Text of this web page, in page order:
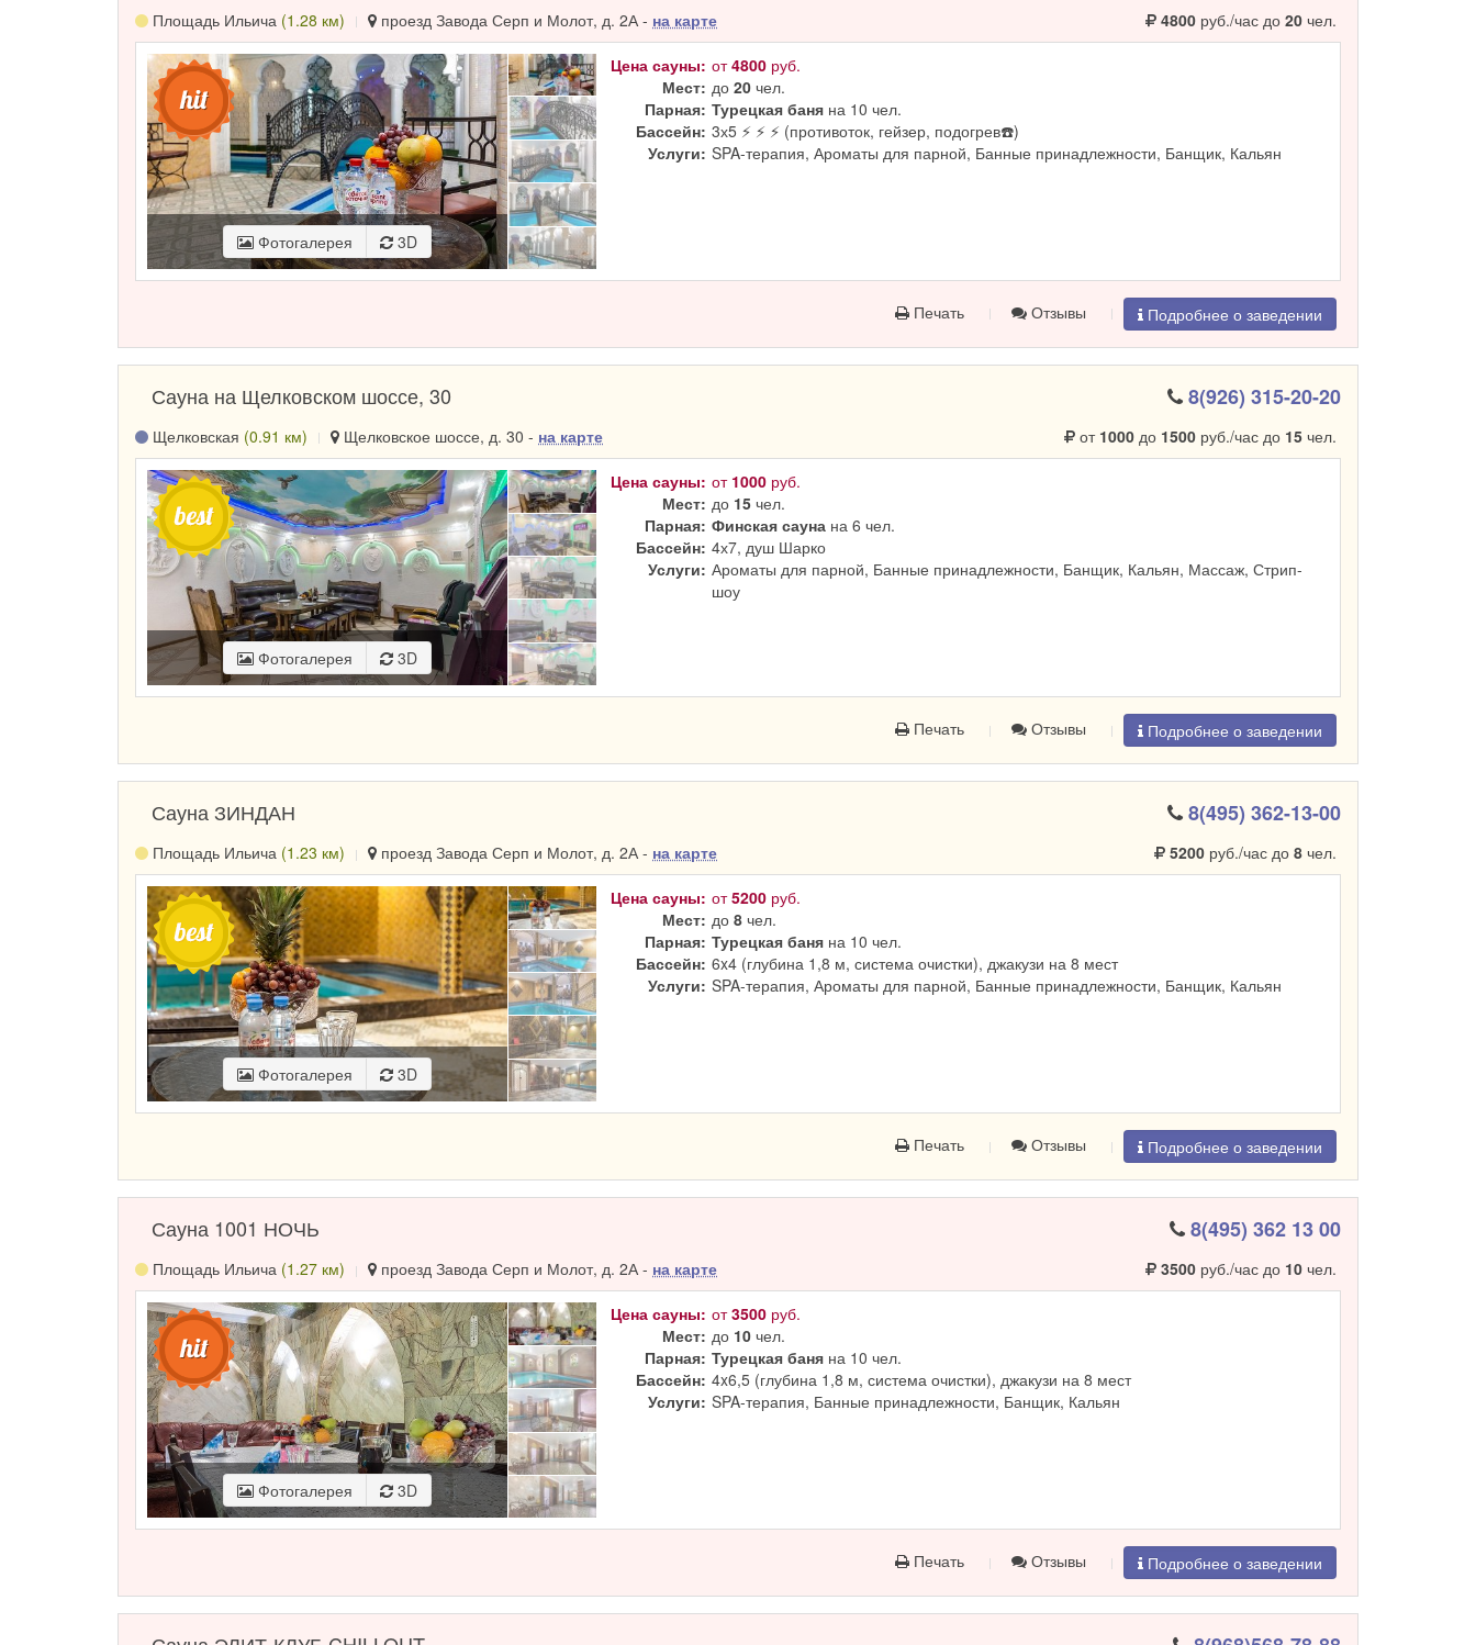
Площадь Ильича (1.28 км) проезд Завода Серп и Молот, д. 2А - на карте 4800руб./час до 20чел.
Фотогалерея 3D
Цена сауны: от4800 руб.
Мест: до20 чел.
Парная: Турецкая баня на 10 чел.
Бассейн: 3х5 ⚡ ⚡ ⚡ (противоток, гейзер, подогрев☎️)
Услуги: SPA-терапия, Ароматы для парной, Банные принадлежности, Банщик, Кальян
Печать Отзывы Подробнее о заведении
Сауна на Щелковском шоссе, 30 8(926) 315-20-20
Щелковская (0.91 км) Щелковское шоссе, д. 30 - на карте от 1000до 1500руб./час до 15чел.
Фотогалерея 3D
Цена сауны: от 1000 руб.
Мест: до 15 чел.
Парная: Финская сауна на 6 чел.
Бассейн: 4х7, душ Шарко
Услуги: Ароматы для парной, Банные принадлежности, Банщик, Кальян, Массаж, Стрип-
шоу
Печать Отзывы Подробнее о заведении
Сауна ЗИНДАН 8(495) 362-13-00
Площадь Ильича (1.23 км) проезд Завода Серп и Молот, д. 2А - на карте 5200руб./час до 8чел.
Фотогалерея 3D
Цена сауны: от5200 руб.
Мест: до8 чел.
Парная: Турецкая баня на 10 чел.
Бассейн: 6x4 (глубина 1,8 м, система очистки), джакузи на 8 мест
Услуги: SPA-терапия, Ароматы для парной, Банные принадлежности, Банщик, Кальян
Печать Отзывы Подробнее о заведении
Сауна 1001 НОЧЬ 8(495) 362 13 00
Площадь Ильича (1.27 км) проезд Завода Серп и Молот, д. 2А - на карте 3500руб./час до 10чел.
Фотогалерея 3D
Цена сауны: от3500 руб.
Мест: до 10 чел.
Парная: Турецкая баня на 10 чел.
Бассейн: 4x6,5 (глубина 1,8 м, система очистки), джакузи на 8 мест
Услуги: SPA-терапия, Банные принадлежности, Банщик, Кальян
Печать Отзывы Подробнее о заведении